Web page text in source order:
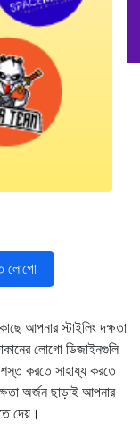
লোগো
আপনার স্টাইলিং দক্ষতা
লোগো ডিজাইনগুলি
করতে সাহায্য করতে
অর্জন ছাড়াই আপনার
দেয়।